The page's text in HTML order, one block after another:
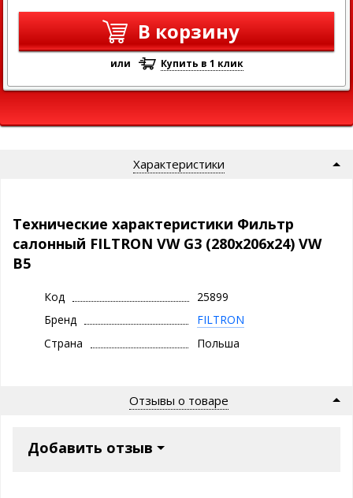
В корзину
или Купить в 1 клик
Характеристики
Технические характеристики Фильтр
салонный FILTRON VW G3 (280x206x24) VW
B5
Код
25899
Бренд
FILTRON
Страна
Польша
Отзывы о товаре
Добавить отзыв